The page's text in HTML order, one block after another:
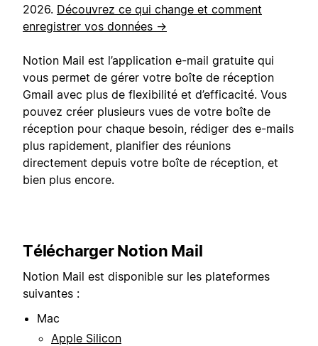
2026. Découvrez ce qui change et comment
enregistrer vos données →
Notion Mail est l’application e-mail gratuite qui
vous permet de gérer votre boîte de réception
Gmail avec plus de flexibilité et d’efficacité. Vous
pouvez créer plusieurs vues de votre boîte de
réception pour chaque besoin, rédiger des e-mails
plus rapidement, planifier des réunions
directement depuis votre boîte de réception, et
bien plus encore.
Télécharger Notion Mail
Notion Mail est disponible sur les plateformes
suivantes :
Mac
Apple Silicon